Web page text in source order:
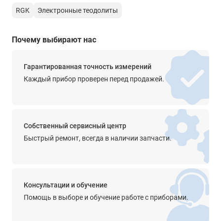
Интерфейс
Элементы питания
Ni-MH аккумулятор
до 36 ч
Функции
круглый уровень - 8'/2 мм
цилиндрический уровень - 30"/2 мм
RGK Электронные теодолиты
Почему выбирают нас
Гарантированная точность измерений
Каждый прибор проверен перед продажей.
Собственный сервисный центр
Быстрый ремонт, всегда в наличии запчасти.
Консультации и обучение
Помощь в выборе и обучение работе с приборами.